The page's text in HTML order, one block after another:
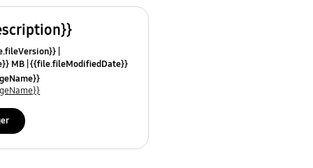
MB {{file.fileModifiedDate}}